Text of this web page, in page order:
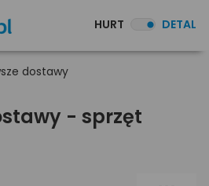
HURT DETAL
dostawy
- sprzęt